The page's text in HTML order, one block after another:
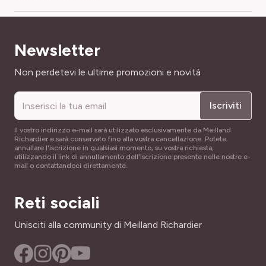
magnifica in aiuole e bordure cosi come in terrazze e
bicolore
DIAMETRO FIORE
Caduco
NOME COMUNE
Dalia collarette
PROFUMO
Privo di profumo
Cespuglio, Eretto
Normale
DENSITÀ DI IMPIANTO
4/m2
FACILITÀ DI COLTIVAZIONE
Di facile coltivazione
FLEUR À BOUQUET ?
ALTEZZA A MATURITÀ
LARGHEZZA ADULTA
60 cm
Newsletter
Indirizzo email
Non perdetevi le ultime promozioni e novità
Iscriviti
Il vostro indirizzo e-mail sarà utilizzato esclusivamente da Meilland
Richardier e sarà conservato fino alla vostra cancellazione. Potete
annullare l'iscrizione in qualsiasi momento, su vostra richiesta,
utilizzando il link di annullamento dell'iscrizione presente nelle nostre e-
mail o contattandoci direttamente.
Reti sociali
Unisciti alla community di Meilland Richardier